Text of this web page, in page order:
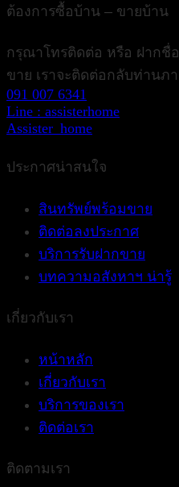
ต้องการซื้อบ้าน – ขายบ้าน
กรุณาโทรติดต่อ หรือ ฝากชื่
ขาย เราจะติดต่อกลับท่านภ
091 007 6341
Line : assisterhome
Assister_home
ประกาศน่าสนใจ
สินทรัพย์พร้อมขาย
ติดต่อลงประกาศ
บริการรับฝากขาย
บทความอสังหาฯ น่ารู้
เกี่ยวกับเรา
หน้าหลัก
เกี่ยวกับเรา
บริการของเรา
ติดต่อเรา
ติดตามเรา